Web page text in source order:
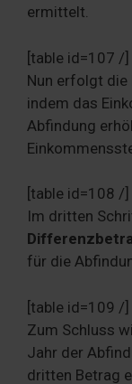
ermittelt.
[table id=107 /]
Nun erfolgt die
indem das
Abfindung
[table id=108 /]
Im dritten
für die
[table id=109 /]
Zum Schluss
Jahr der
dritten Betrag